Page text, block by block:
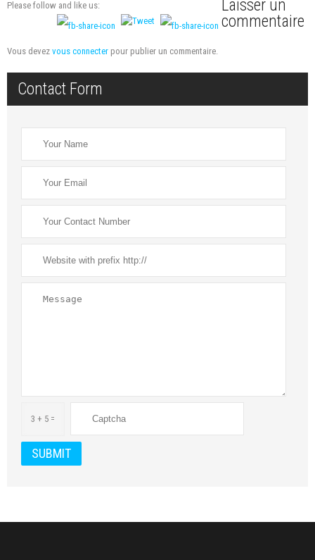
Please follow and like us:
Laisser un
commentaire
Vous devez vous connecter pour publier un commentaire.
Contact Form
3 + 5 =